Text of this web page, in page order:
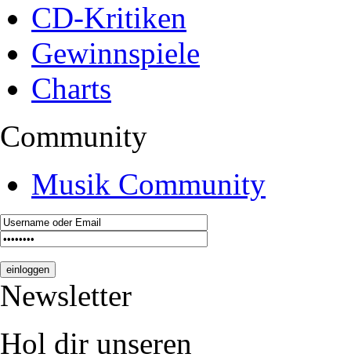
CD-Kritiken
Gewinnspiele
Charts
Community
Musik Community
Newsletter
Hol dir unseren